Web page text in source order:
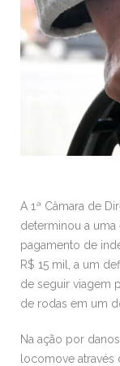
A 1ª Câmara de
determinou a
pagamento de
R$ 15 mil, a um
de seguir viagem
de rodas em um
Na ação por
locomove